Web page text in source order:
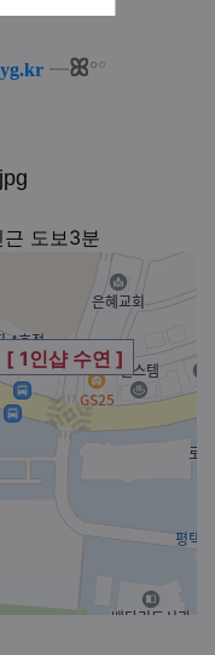
┈ꕤ°°
도보3분
[ 1인샵 수연 ]